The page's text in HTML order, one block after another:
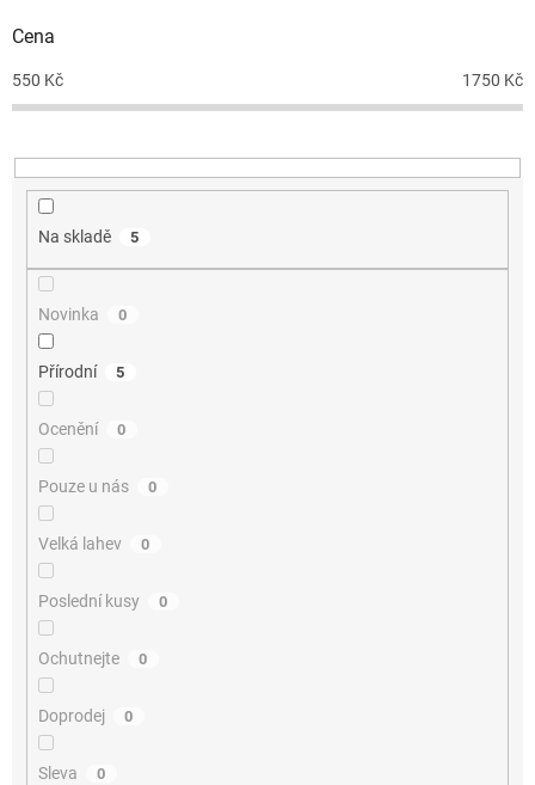
r
d
u
t
ů
Cena
550 Kč 1750 Kč
Na skladě 5
Novinka 0
Přírodní 5
Ocenění 0
Pouze u nás 0
Velká lahev 0
Poslední kusy 0
Ochutnejte 0
Doprodej 0
Sleva 0